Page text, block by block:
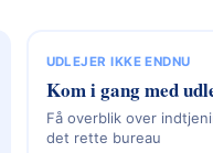
UDLEJER IKKE ENDNU
Kom i gang med
Få overblik over
det rette bureau
af et nyt hus eller
ud. Med mere
som en solid og
kombination af